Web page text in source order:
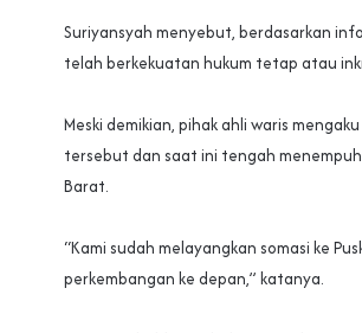
‎Suriyansyah menyebut, berdasarkan
telah berkekuatan hukum tetap atau
Meski demikian, pihak ahli waris
tersebut dan saat ini tengah
Barat.
‎“Kami sudah melayangkan somasi ke
perkembangan ke depan,” katanya.